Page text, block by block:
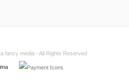
fancy media - All Rights Reserved